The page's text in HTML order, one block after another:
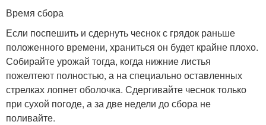
Время сбора
Если поспешить и сдернуть чеснок с грядок раньше
положенного времени, храниться он будет крайне плохо.
Собирайте урожай тогда, когда нижние листья
пожелтеют полностью, а на специально оставленных
стрелках лопнет оболочка. Сдергивайте чеснок только
при сухой погоде, а за две недели до сбора не
поливайте.